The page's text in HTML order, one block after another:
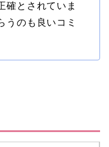
確とされていま
うのも良いコミ